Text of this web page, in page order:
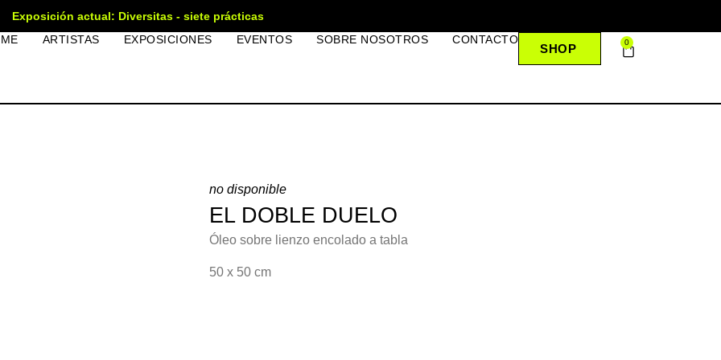
Exposición actual: Diversitas - siete prácticas
ARTISTAS EXPOSICIONES EVENTOS SOBRE NOSOTROS CONTACTO
SHOP 0
no disponible
EL DOBLE DUELO
Óleo sobre lienzo encolado a tabla
50 x 50 cm